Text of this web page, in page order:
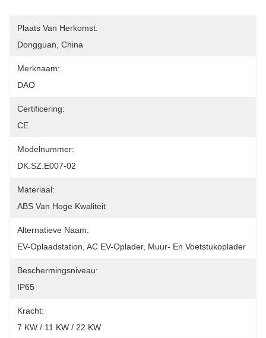
Plaats Van Herkomst:
Dongguan, China
Merknaam:
DAO
Certificering:
CE
Modelnummer:
DK.SZ.E007-02
Materiaal:
ABS Van Hoge Kwaliteit
Alternatieve Naam:
EV-Oplaadstation, AC EV-Oplader, Muur- En Voetstukoplader
Beschermingsniveau:
IP65
Kracht:
7 KW / 11 KW / 22 KW